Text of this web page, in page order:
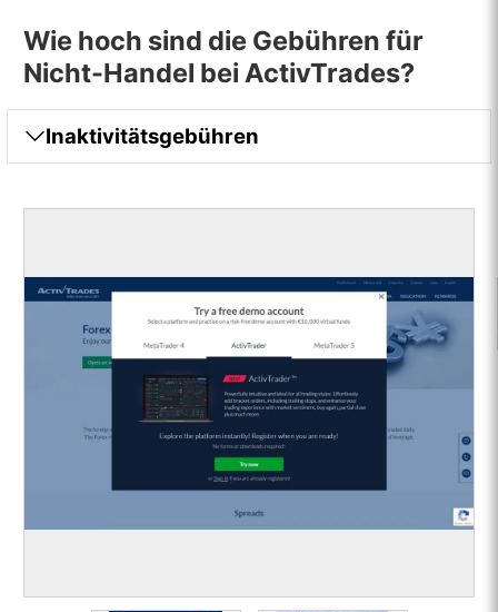
Wie hoch sind die Gebühren für
Nicht-Handel bei ActivTrades?
Inaktivitätsgebühren